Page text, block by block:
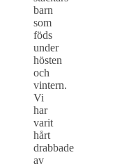
barn
som
föds
under
hösten
och
vintern.
Vi
har
varit
hårt
drabbade
av